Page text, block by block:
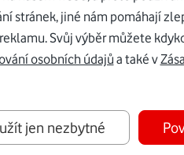
zajímat
stránek, jiné nám pomáhají
Svůj výběr můžete
osobních údajů a také v
jen nezbytné